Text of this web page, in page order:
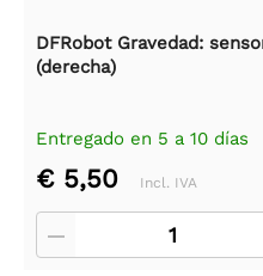
DFRobot Gravedad:
(derecha)
Entregado en 5 a 10 días
€ 5,50 Incl. IVA